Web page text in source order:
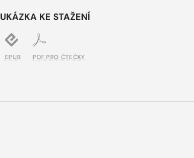
UKÁZKA KE STAŽENÍ
EPUB PDF PRO ČTEČKY